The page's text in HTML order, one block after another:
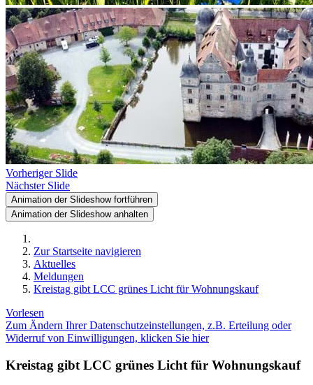
Vorheriger Slide
Nächster Slide
Animation der Slideshow fortführen
Animation der Slideshow anhalten
Zur Startseite navigieren
Aktuelles
Meldungen
Kreistag gibt LCC grünes Licht für Wohnungskauf
Vorlesen
Zum Ändern Ihrer Datenschutzeinstellungen, z.B. Erteilung oder
Widerruf von Einwilligungen, klicken Sie hier
Kreistag gibt LCC grünes Licht für Wohnungskauf